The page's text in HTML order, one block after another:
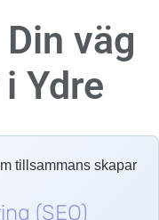
väg
Ydre
tillsammans skapar
(SEO)